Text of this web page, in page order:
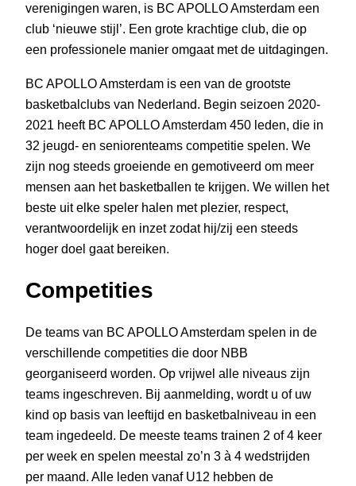
verenigingen waren, is BC APOLLO Amsterdam een
club ‘nieuwe stijl’. Een grote krachtige club, die op
een professionele manier omgaat met de uitdagingen.
BC APOLLO Amsterdam is een van de grootste
basketbalclubs van Nederland. Begin seizoen 2020-
2021 heeft BC APOLLO Amsterdam 450 leden, die in
32 jeugd- en seniorenteams competitie spelen. We
zijn nog steeds groeiende en gemotiveerd om meer
mensen aan het basketballen te krijgen. We willen het
beste uit elke speler halen met plezier, respect,
verantwoordelijk en inzet zodat hij/zij een steeds
hoger doel gaat bereiken.
Competities
De teams van BC APOLLO Amsterdam spelen in de
verschillende competities die door NBB
georganiseerd worden. Op vrijwel alle niveaus zijn
teams ingeschreven. Bij aanmelding, wordt u of uw
kind op basis van leeftijd en basketbalniveau in een
team ingedeeld. De meeste teams trainen 2 of 4 keer
per week en spelen meestal zo’n 3 à 4 wedstrijden
per maand. Alle leden vanaf U12 hebben de